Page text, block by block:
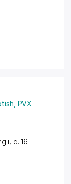
PVX
, d. 16